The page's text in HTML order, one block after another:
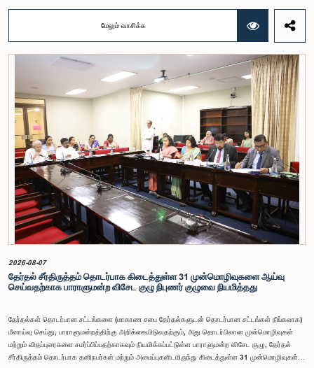
நிதி பற்றிய குழுக் கூட்டத்திலேயே இந்த அங்கீகாரம் வழங்கப்பட்டது.இலங்கை ஜனநாயக சோசலிசக்
குடியரசின் அரசியலமைப்பின் 153(2) ஆம் உறுப்புரையின் பிரகாரம், கணக்காய்வாளர் நாயகத்தின்
சம்பளம் தொடர்பான பிரேரணை குழுவின் கவனத்திற்கு கொண்டு வரப்பட்டது.இதன்போது,
கணக்காய்வாளர் நாயகத்தின் பொறுப்புகள், அரச நிதி மேற்பார்வை மற்றும் கணக்காய்வுத் துறையின்
சுயாதீனத் தன்மை உள்ளிட்ட விடயங்களை கருத்தில் கொண்டு, சம்பள மட்டம் தொடர்பாக குழுத்
தலைவர் உள்ளிட்ட உறுப்பினர்கள் தமது கருத்துகளையும் பரிந்துரைகளையும் முன்வைத்தனர்.மேலும்,
அரசியலமைப்பின் 170 ஆம் உறுப்புரையின் பிரகாரம், கணக்காய்வாளர் நாயகம் ஒரு அரசாங்க ஊழியர்
அல்ல என்பதையும், நடைமுறையில் உள்ள அரசாங்க சம்பள அளவுகோலுக்கு வெளியே இப்பதவிக்கான
சம்பளத்தை விசேடமாக பரிசீலிக்க முடியும் என்பதையும் குழு சுட்டிக்காட்டியது.முன்மொழியப்பட்ட சம்பளத்
தொகை, முன்னர் பதவி வகித்த கணக்காய்வாளர் நாயகங்களின் சம்பளங்களையும் கருத்தில் கொண்டு
நிர்ணயிக்கப்பட்டதாக அதிகாரிகள் தெரிவித்தனர். இதற்கு முன்னர், சம்பளங்கள் மற்றும் பணியாளர்
ஆணைக்குழுவே இத்தகைய சம்பளங்களை நிர்ணயித்து வந்த போதிலும், தற்போது அத்தகைய
ஆணைக்குழு இல்லையெனவும் அதிகாரிகள் குறிப்பிட்டனர்.கணக்காய்வாளர் நாயகத்திற்கான
முன்மொழியப்பட்ட சம்பள மட்டத்தை குழு அங்கீகரித்திருந்தாலும், அப்பதவிக்கு வழங்கப்பட்டுள்ள
பொறுப்புகள் மற்றும் கடமைகளின் முக்கியத்துவத்தை கருத்தில் கொண்டு, அந்தச் சம்பளம் மேலும்
உயர்ந்த மட்டத்தில் இருக்க வேண்டும் என்ற கருத்தை குழுத் தலைவர் உள்ளிட்ட உறுப்பினர்கள்
முன்வைத்தனர்.அதன்படி, எதிர்காலத்தில் இச்சம்பள மட்டம் தொடர்பாக மேலும் கவனம் செலுத்தி
தேவையான தீர்மானங்கள் எடுக்கப்பட வேண்டியதன் அவசியம் குழுவில் வலியுறுத்தப்பட்டது. மேலும்,
நிரந்தரமானதும் சுயாதீனமானதுமான சம்பள மற்றும் பணியாளர் ஆணைக்குழுவை நிறுவுவதற்கான
யோசனையையும் குழுத் தலைவர் முன்வைத்தார்.
மேலும் வாசிக்க
2026-08-07
தேர்தல் சீர்திருத்தம் தொடர்பாக கிடைத்துள்ள 31 முன்மொழிவுகளை ஆய்வு
செய்வதற்காக பாராளுமன்ற விசேட குழு நிபுணர் குழுவை நியமித்தது
தேர்தல்கள் தொடர்பான சட்டங்களை (மாகாண சபை தேர்தல்களுடன் தொடர்பான சட்டங்கள் நீங்கலாக)
மீளாய்வு செய்து, பாராளுமன்றத்திற்கு அறிக்கையிடுவதற்கும், அது தொடர்பிலான முன்மொழிவுகள்
மற்றும் விதப்புரைகளை சமர்ப்பிப்பதற்காகவும் நியமிக்கப்பட்டுள்ள பாராளுமன்ற விசேட குழு, தேர்தல்
சீர்திருத்தம் தொடர்பாக தனிநபர்கள் மற்றும் அமைப்புகளிடமிருந்து கிடைத்துள்ள 31 முன்மொழிவுகள்